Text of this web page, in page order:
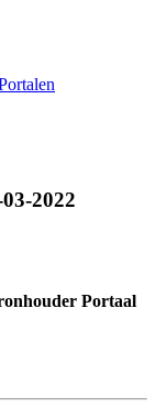
2022
Portaal